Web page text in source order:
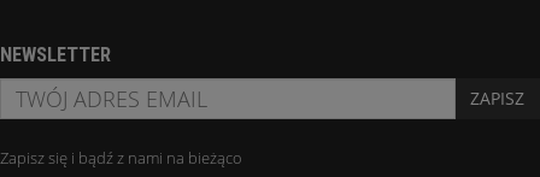
NEWSLETTER
ZAPISZ
Zapisz się i bądź z nami na bieżąco